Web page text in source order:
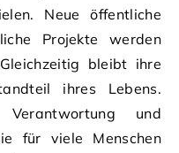
Neue öffentliche
Projekte werden
bleibt ihre
ihres Lebens.
und
für viele Menschen